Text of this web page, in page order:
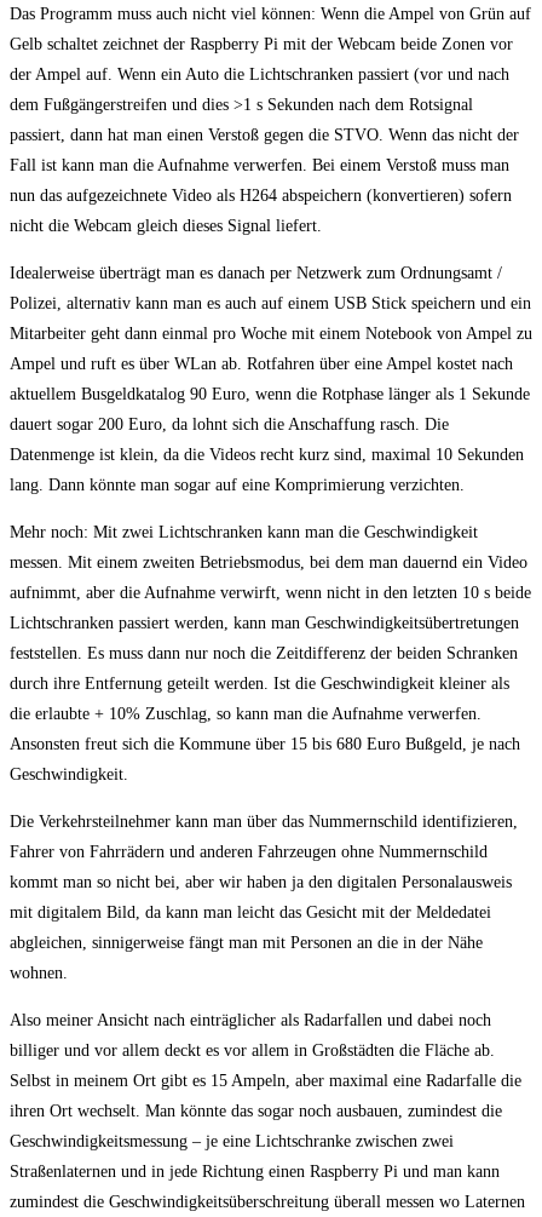
Das Programm muss auch nicht viel können: Wenn die Ampel von Grün auf
Gelb schaltet zeichnet der Raspberry Pi mit der Webcam beide Zonen vor
der Ampel auf. Wenn ein Auto die Lichtschranken passiert (vor und nach
dem Fußgängerstreifen und dies >1 s Sekunden nach dem Rotsignal
passiert, dann hat man einen Verstoß gegen die STVO. Wenn das nicht der
Fall ist kann man die Aufnahme verwerfen. Bei einem Verstoß muss man
nun das aufgezeichnete Video als H264 abspeichern (konvertieren) sofern
nicht die Webcam gleich dieses Signal liefert.
Idealerweise überträgt man es danach per Netzwerk zum Ordnungsamt /
Polizei, alternativ kann man es auch auf einem USB Stick speichern und ein
Mitarbeiter geht dann einmal pro Woche mit einem Notebook von Ampel zu
Ampel und ruft es über WLan ab. Rotfahren über eine Ampel kostet nach
aktuellem Busgeldkatalog 90 Euro, wenn die Rotphase länger als 1 Sekunde
dauert sogar 200 Euro, da lohnt sich die Anschaffung rasch. Die
Datenmenge ist klein, da die Videos recht kurz sind, maximal 10 Sekunden
lang. Dann könnte man sogar auf eine Komprimierung verzichten.
Mehr noch: Mit zwei Lichtschranken kann man die Geschwindigkeit
messen. Mit einem zweiten Betriebsmodus, bei dem man dauernd ein Video
aufnimmt, aber die Aufnahme verwirft, wenn nicht in den letzten 10 s beide
Lichtschranken passiert werden, kann man Geschwindigkeitsübertretungen
feststellen. Es muss dann nur noch die Zeitdifferenz der beiden Schranken
durch ihre Entfernung geteilt werden. Ist die Geschwindigkeit kleiner als
die erlaubte + 10% Zuschlag, so kann man die Aufnahme verwerfen.
Ansonsten freut sich die Kommune über 15 bis 680 Euro Bußgeld, je nach
Geschwindigkeit.
Die Verkehrsteilnehmer kann man über das Nummernschild identifizieren,
Fahrer von Fahrrädern und anderen Fahrzeugen ohne Nummernschild
kommt man so nicht bei, aber wir haben ja den digitalen Personalausweis
mit digitalem Bild, da kann man leicht das Gesicht mit der Meldedatei
abgleichen, sinnigerweise fängt man mit Personen an die in der Nähe
wohnen.
Also meiner Ansicht nach einträglicher als Radarfallen und dabei noch
billiger und vor allem deckt es vor allem in Großstädten die Fläche ab.
Selbst in meinem Ort gibt es 15 Ampeln, aber maximal eine Radarfalle die
ihren Ort wechselt. Man könnte das sogar noch ausbauen, zumindest die
Geschwindigkeitsmessung – je eine Lichtschranke zwischen zwei
Straßenlaternen und in jede Richtung einen Raspberry Pi und man kann
zumindest die Geschwindigkeitsüberschreitung überall messen wo Laternen